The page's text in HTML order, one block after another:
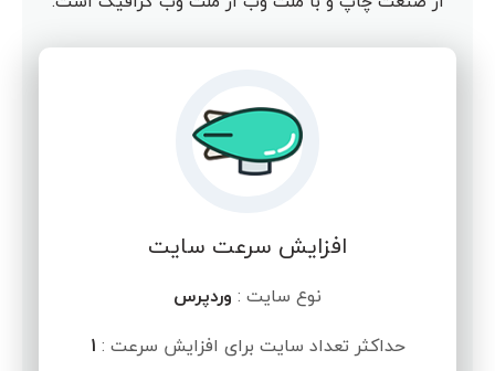
افزایش سرعت سایت
نوع سایت : وردپرس
حداکثر تعداد سایت برای افزایش سرعت : 1